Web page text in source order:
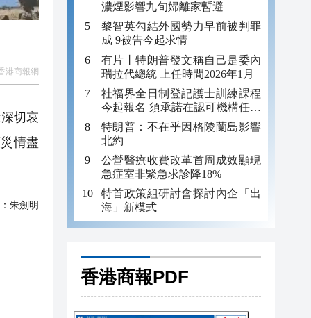
港商報網
切哀
情盡
朱劍明
濃煙影響九旬婦離家暫避
黎智英勾結外國勢力早前被判罪
成 9被告今起求情
有片丨特朗普發文稱自己是委內
瑞拉代總統 上任時間2026年1月
社福界全日制登記護士訓練課程
今起報名 須承諾在認可機構任職
至少三年
特朗普：不在乎因格陵蘭島影響
北約
公營醫療收費改革首周成效顯現
急症室非緊急求診降18%
特首政策組研討會探討內企「出
海」新模式
香港商報PDF